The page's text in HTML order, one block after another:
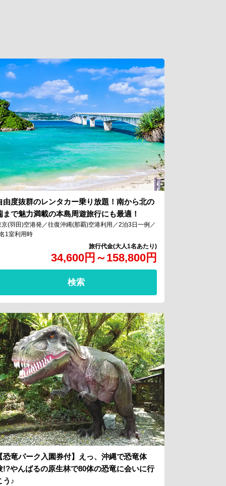
由度抜群のレンタカー乗り放題！南から北の
まで魅力満載の本島周遊旅行にも最適！
34,600円 ～158,800円
京(羽田)空港発／往復沖縄(那覇)空港利用／2泊3日一例／
1室利用時
検索
恐竜パーク入園券付】えっ、沖縄で恐竜体
!?やんばるの原生林で80体の恐竜に会いに行
う♪